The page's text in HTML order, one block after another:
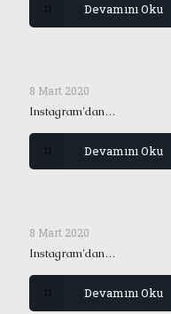
Devamını Oku
8 Mart 2020
Instagram'dan…
Devamını Oku
8 Mart 2020
Instagram'dan…
Devamını Oku